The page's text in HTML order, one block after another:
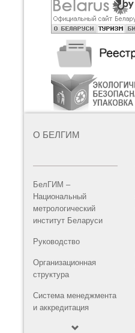
О БЕЛГИМ
БелГИМ –
Национальный
метрологический
институт Беларуси
Руководство
Организационная
структура
Система менеджмента
и аккредитация